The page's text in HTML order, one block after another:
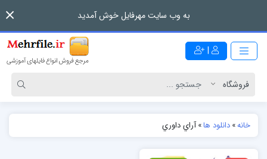
به وب سایت مهرفایل خوش آمدید
|
خانه»دانلود ها»آراي داوري